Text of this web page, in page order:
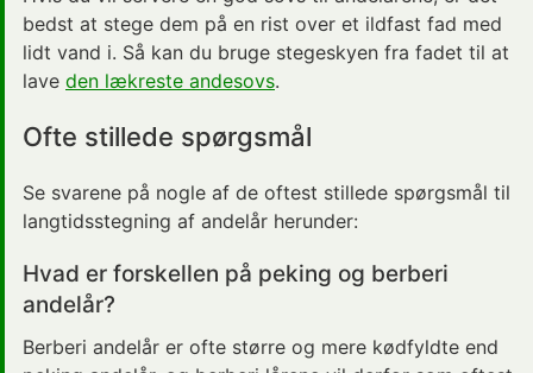
bedst at stege dem på en rist over et ildfast fad med
lidt vand i. Så kan du bruge stegeskyen fra fadet til at
lave den lækreste andesovs.
Ofte stillede spørgsmål
Se svarene på nogle af de oftest stillede spørgsmål til
langtidsstegning af andelår herunder:
Hvad er forskellen på peking og berberi
andelår?
Berberi andelår er ofte større og mere kødfyldte end